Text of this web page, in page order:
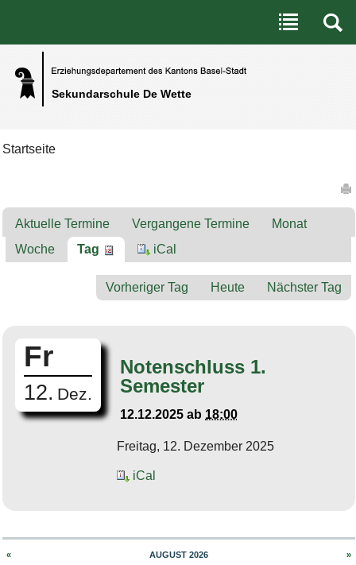
Sekundarschule De Wette
Benutzerspezifische Werkzeuge
Direkt zum Inhalt|Direkt zur Navigation
Startseite
Aktuelle Termine Vergangene Termine
Monat
Woche
Tag iCal
Vorheriger Tag Heute Nächster Tag
Fr
12. Dez.
Notenschluss 1.
Semester
12.12.2025 ab 18:00
Freitag, 12. Dezember 2025
iCal
« AUGUST 2026 »